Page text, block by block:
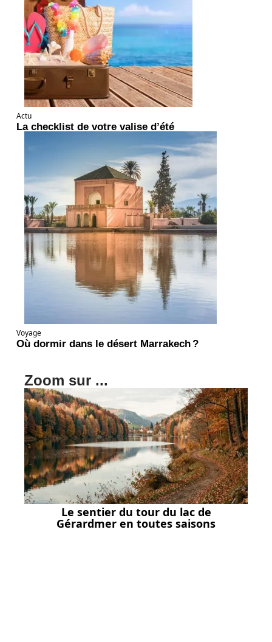
Actu
La checklist de votre valise d’été
Voyage
Où dormir dans le désert Marrakech ?
Zoom sur ...
Le sentier du tour du lac de
Gérardmer en toutes saisons